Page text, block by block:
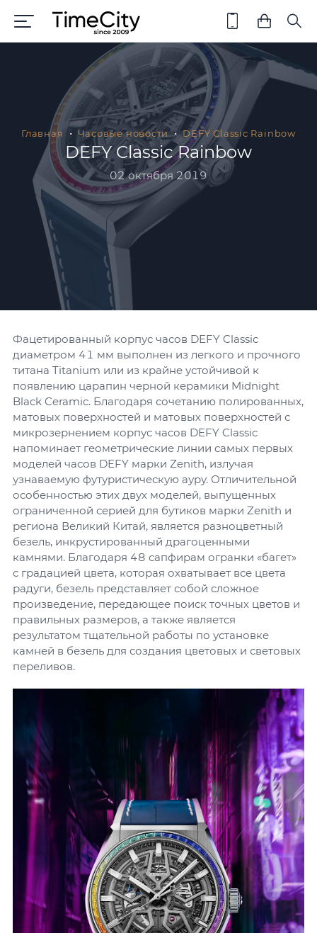
Главная Часовые новости DEFY Classic Rainbow
DEFY Classic Rainbow
02 октября 2019
Фацетированный корпус часов DEFY Classic
диаметром 41 мм выполнен из легкого и прочного
титана Titanium или из крайне устойчивой к
появлению царапин черной керамики Midnight
Black Ceramic. Благодаря сочетанию полированных,
матовых поверхностей и матовых поверхностей с
микрозернением корпус часов DEFY Classic
напоминает геометрические линии самых первых
моделей часов DEFY марки Zenith, излучая
узнаваемую футуристическую ауру. Отличительной
особенностью этих двух моделей, выпущенных
ограниченной серией для бутиков марки Zenith и
региона Великий Китай, является разноцветный
безель, инкрустированный драгоценными
камнями. Благодаря 48 сапфирам огранки «багет»
с градацией цвета, которая охватывает все цвета
радуги, безель представляет собой сложное
произведение, передающее поиск точных цветов и
правильных размеров, а также является
результатом тщательной работы по установке
камней в безель для создания цветовых и световых
переливов.